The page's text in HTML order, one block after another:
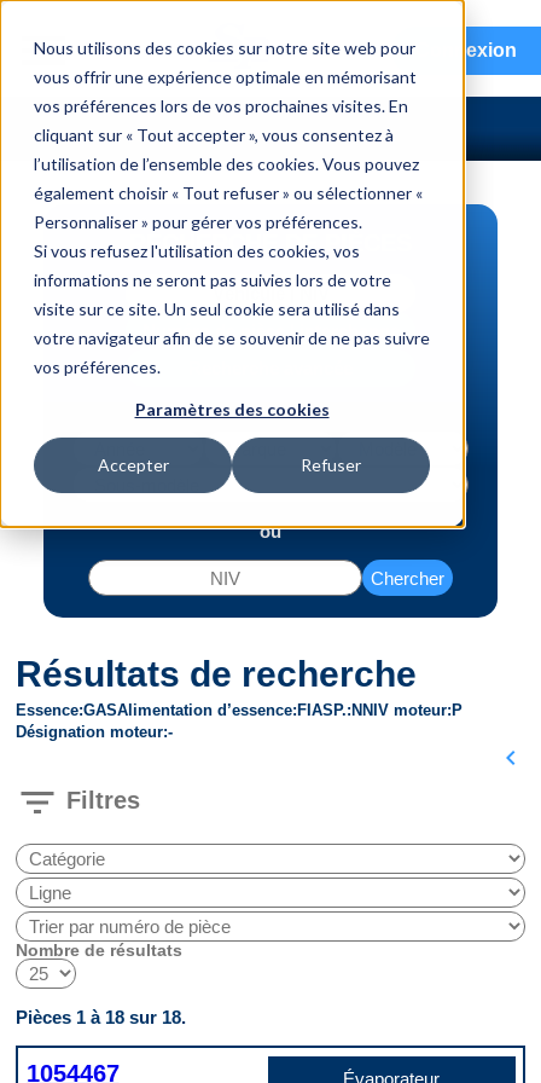
Nous utilisons des cookies sur notre site web pour
vous offrir une expérience optimale en mémorisant
vos préférences lors de vos prochaines visites. En
cliquant sur « Tout accepter », vous consentez à
l’utilisation de l’ensemble des cookies. Vous pouvez
également choisir « Tout refuser » ou sélectionner «
Personnaliser » pour gérer vos préférences.
Si vous refusez l'utilisation des cookies, vos
informations ne seront pas suivies lors de votre
visite sur ce site. Un seul cookie sera utilisé dans
votre navigateur afin de se souvenir de ne pas suivre
vos préférences.
Paramètres des cookies
Accepter Refuser
menu Connexion
RECHERCHE DE PIÈCES
Véhicule | NIV
Numéro de pièce | interchange
ou
Chercher
Résultats de recherche
Essence GASAlimentation d’essence FI ASP. N NIV moteur P
Désignation moteur -
chevron_left
filter_list Filtres
Nombre de résultats
Pièces 1 à 18 sur 18.
1054467 Évaporateur